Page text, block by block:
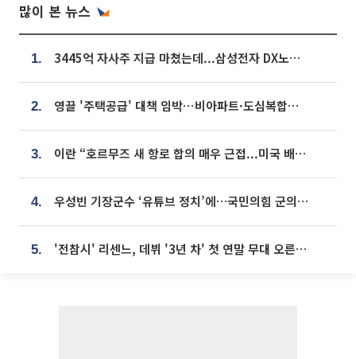
많이 본 뉴스
1. 3445억 자사주 지급 마쳤는데...삼성전자 DX노조, 뒤늦은 '떼쓰기 집회'
2. 영끌 '주택공급' 대책 임박⋯비아파트·도심복합까지 총동원
3. 이란 “호르무즈 새 항로 합의 매우 근접...미국 배상 먼저”
4. 우성빈 기장군수 ‘유튜브 정치’에…국민의힘 군의원들 집단 반발
5. '전참시' 리센느, 데뷔 '3년 차' 첫 연말 무대 오른다⋯"그동안 섭외 안 와"